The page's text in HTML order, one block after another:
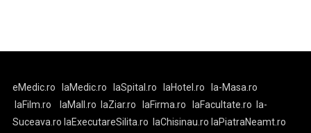
eMedic.ro laMedic.ro laSpital.ro laHotel.ro
la-Masa.ro
laFilm.ro
laMall.ro laZiar.ro laFirma.ro laFacultate.ro
la-
Suceava.ro laExecutareSilita.ro laChisinau.ro laPiatraNeamt.ro